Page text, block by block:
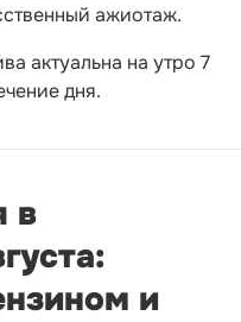
ажиотаж.
актуальна на утро 7
дня.
в
и